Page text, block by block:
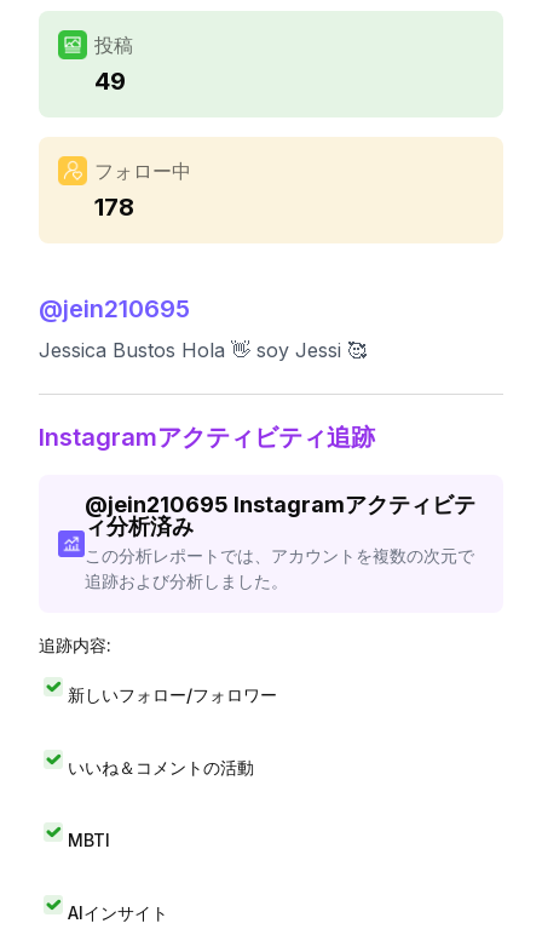
投稿
49
フォロー中
178
@jein210695
Jessica Bustos Hola 👋 soy Jessi 🥰
Instagramアクティビティ追跡
@jein210695 Instagramアクティビテ
ィ分析済み
この分析レポートでは、アカウントを複数の次元で
追跡および分析しました。
追跡内容:
新しいフォロー/フォロワー
いいね＆コメントの活動
MBTI
AIインサイト